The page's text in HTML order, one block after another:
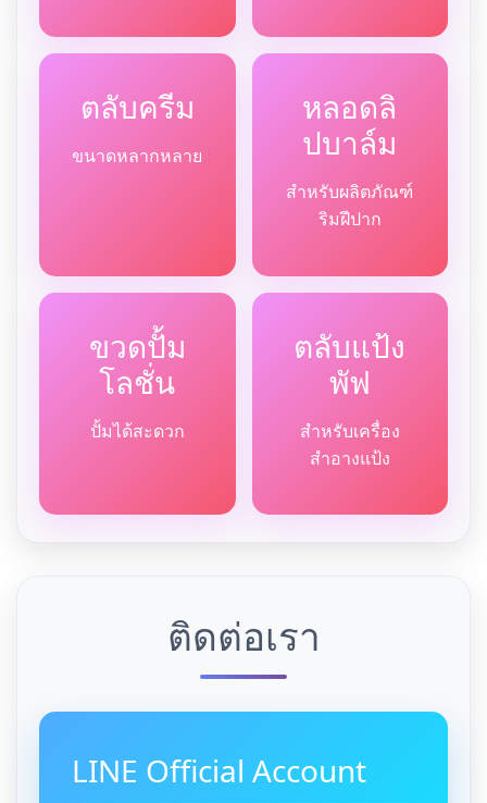
ตลับครีม
ขนาดหลากหลาย
หลอดลิ
ปบาล์ม
สำหรับผลิตภัณฑ์
ริมฝีปาก
ขวดปั้ม
โลชั่น
ปั้มได้สะดวก
ตลับแป้ง
พัฟ
สำหรับเครื่อง
สำอางแป้ง
ติดต่อเรา
LINE Official Account